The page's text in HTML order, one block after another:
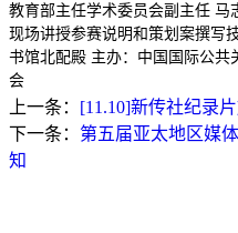
教育部主任学术委员会副主任
现场讲授参赛说明和策划案撰写
书馆北配殿 主办：中国国际公共
会
上一条： [11.10]新传社纪录
下一条： 第五届亚太地区媒
知